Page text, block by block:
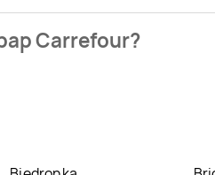
Carrefour?